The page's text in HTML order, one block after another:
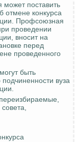
может поставить
отмене конкурса
Профсоюзная
проведении
вносит на
перед
проведенного
быть
вуза